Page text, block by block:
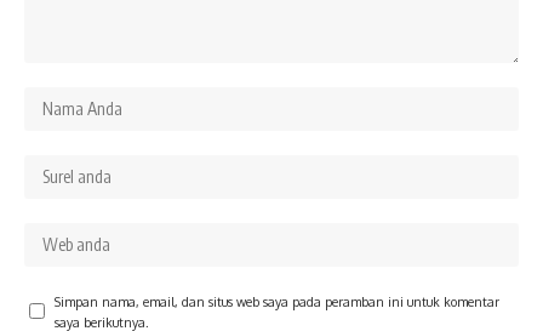
Simpan nama, email, dan situs web saya pada peramban ini untuk komentar
saya berikutnya.